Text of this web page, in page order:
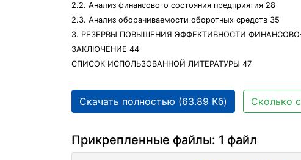
2.2. Анализ финансового состояния предприятия 28
2.3. Анализ оборачиваемости оборотных средств 35
3. РЕЗЕРВЫ ПОВЫШЕНИЯ ЭФФЕКТИВНОСТИ
ЗАКЛЮЧЕНИЕ 44
СПИСОК ИСПОЛЬЗОВАННОЙ ЛИТЕРАТУРЫ 47
Скачать полностью (63.89 Кб) Сколько
Прикрепленные файлы: 1 файл